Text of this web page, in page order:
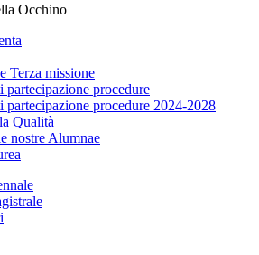
Occhino
Terza missione
partecipazione procedure
partecipazione procedure 2024-2028
Qualità
nostre Alumnae